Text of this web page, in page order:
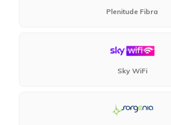
Plenitude Fibra
Sky WiFi